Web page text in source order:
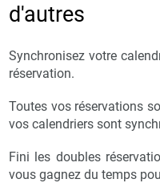
d'autres
Synchronisez votre
réservation.
Toutes vos réservations
vos calendriers sont
Fini les doubles
vous gagnez du temps